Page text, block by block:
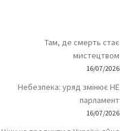
Там, де смерть стає
мистецтвом
16/07/2026
Небезпека: уряд змінює НЕ
парламент
16/07/2026